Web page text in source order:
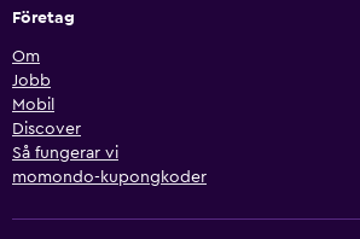
Företag
Om
Jobb
Mobil
Discover
Så fungerar vi
momondo-kupongkoder